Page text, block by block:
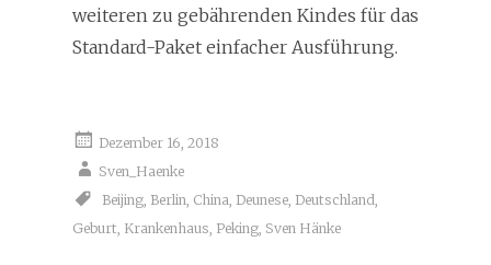
weiteren zu gebährenden Kindes für das
Standard-Paket einfacher Ausführung.
Dezember 16, 2018
Sven_Haenke
Beijing, Berlin, China, Deunese, Deutschland,
Geburt, Krankenhaus, Peking, Sven Hänke